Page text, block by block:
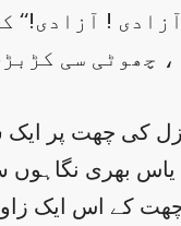
!
، چھوٹی سی
کے پل میں پھر وہی 12 نمبر
نگاہوں
کے اس ایک